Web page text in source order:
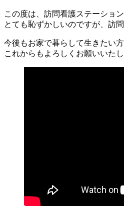
この度は、訪問看護ステーショ
とても恥ずかしいのですが、訪
今後もお家で暮らして生きたい
これからもよろしくお願いいたし